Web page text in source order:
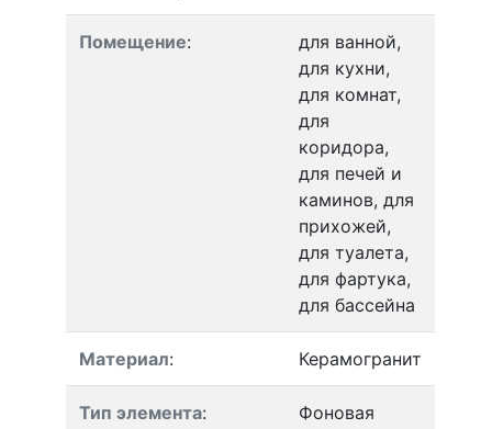
Помещение:
для ванной,
для кухни,
для комнат,
для
коридора,
для печей и
каминов, для
прихожей,
для туалета,
для фартука,
для бассейна
Материал: Керамогранит
Тип элемента:
Фоновая